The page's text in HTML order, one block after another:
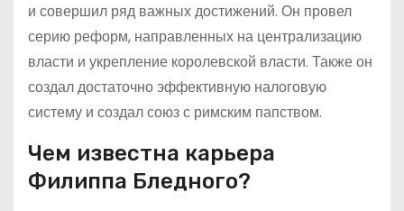
и совершил ряд важных достижений. Он провел
серию реформ, направленных на централизацию
власти и укрепление королевской власти. Также он
создал достаточно эффективную налоговую
систему и создал союз с римским папством.
Чем известна карьера
Филиппа Бледного?